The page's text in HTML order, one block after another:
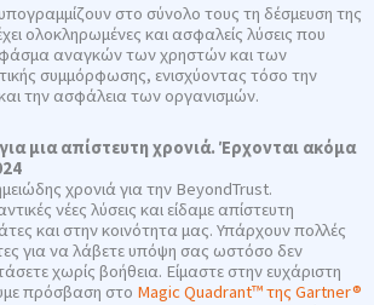
υπογραμμίζουν στο σύνολο τους τη δέσμευση της
ολοκληρωμένες και ασφαλείς λύσεις που
αναγκών των χρηστών και των
συμμόρφωσης, ενισχύοντας τόσο την
την ασφάλεια των οργανισμών.
μια απίστευτη χρονιά. Έρχονται ακόμα
χρονιά για την BeyondTrust.
νέες λύσεις και είδαμε απίστευτη
και στην κοινότητα μας. Υπάρχουν πολλές
για να λάβετε υπόψη σας ωστόσο δεν
χωρίς βοήθεια. Είμαστε στην ευχάριστη
πρόσβαση στο Magic Quadrant™ της Gartner®